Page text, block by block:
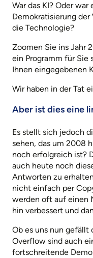
War das KI? Oder
Demokratisierung
die Technologie?
Zoomen Sie ins Jahr
ein Programm für Sie
Ihnen eingegebenen
Wir haben in der Tat
Aber ist dies eine
Es stellt sich jedoch
sehen, das um 2008
noch erfolgreich ist?
auch heute noch
Antworten zu
nicht einfach per
werden oft auf einen
hin verbessert und
Ob es uns nun gefällt
Overflow sind auch
fortschreitende